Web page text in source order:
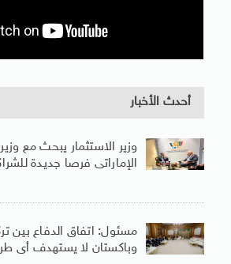
أحدث الأخبار
وزير الاستثمار يبحث مع وزير
الإماراتى فرصا جديدة
مسئول: اتفاق الدفاع بين
وباكستان لا يستهدف أى